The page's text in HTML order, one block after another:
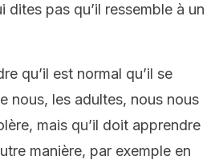
dites pas qu’il ressemble à un
qu’il est normal qu’il se
nous, les adultes, nous nous
mais qu’il doit apprendre
manière, par exemple en